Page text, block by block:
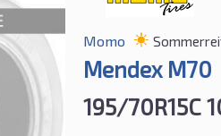
Momo
Mendex M70
195/70R15C